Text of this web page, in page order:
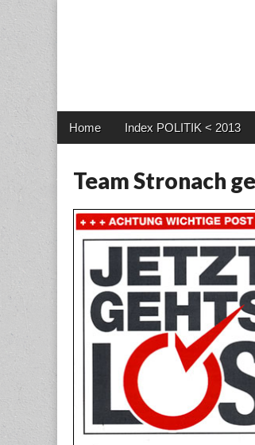
Main
Skip
Home Index POLITIK < 2013
Team Stronach